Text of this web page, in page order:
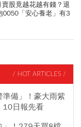
股竟越花越有錢？退
0050「安心養老」有3
/ HOT ARTICLES /
準備」！豪大雨紫
10日報先看